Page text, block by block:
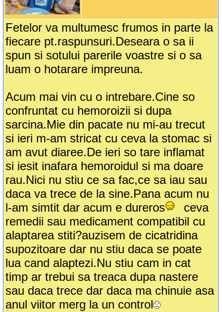
Fetelor va multumesc frumos in parte la
fiecare pt.raspunsuri.Deseara o sa ii
spun si sotului parerile voastre si o sa
luam o hotarare impreuna.
Acum mai vin cu o intrebare.Cine so
confruntat cu hemoroizii si dupa
sarcina.Mie din pacate nu mi-au trecut
si ieri m-am stricat cu ceva la stomac si
am avut diaree.De ieri so tare inflamat
si iesit inafara hemoroidul si ma doare
rau.Nici nu stiu ce sa fac,ce sa iau sau
daca va trece de la sine.Pana acum nu
l-am simtit dar acum e dureros
ceva
remedii sau medicament compatibil cu
alaptarea stiti?auzisem de cicatridina
supozitoare dar nu stiu daca se poate
lua cand alaptezi.Nu stiu cam in cat
timp ar trebui sa treaca dupa nastere
sau daca trece dar daca ma chinuie asa
anul viitor merg la un control